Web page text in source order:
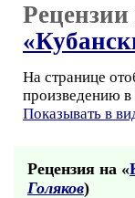
Рецензии
На странице
произведению в
Показывать в
Рецензия на «
Голяков)